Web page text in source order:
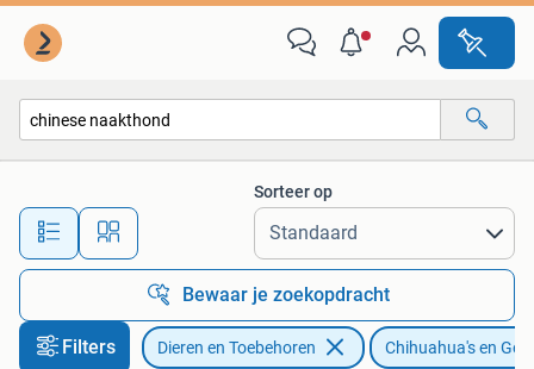
Alle afstanden…
Sorteer op
Bewaar je zoekopdracht
Filters Dieren en Toebehoren Chihuahua's en